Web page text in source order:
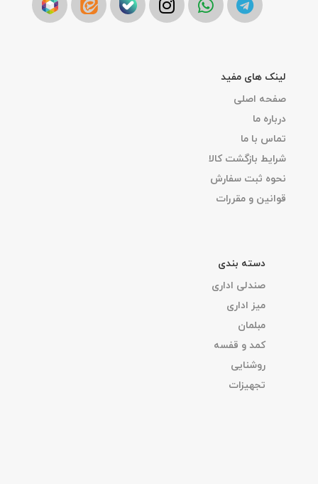
لینک های مفید
صفحه اصلی
درباره ما
تماس با ما
شرایط بازگشت کالا
نحوه ثبت سفارش
قوانین و مقررات
دسته بندی
صندلی اداری
میز اداری
مبلمان
کمد و قفسه
روشنایی
تجهیزات